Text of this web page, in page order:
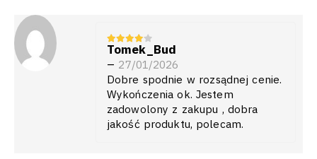
z 5
Tomek_Bud
– 27/01/2026
Dobre spodnie w rozsądnej cenie.
Wykończenia ok. Jestem
zadowolony z zakupu , dobra
jakość produktu, polecam.